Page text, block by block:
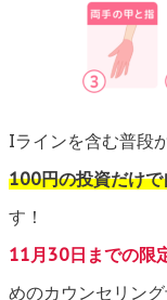
Iラインを含む普段
100円の投資だけ
す！
11月30日までの限
めのカウンセリン